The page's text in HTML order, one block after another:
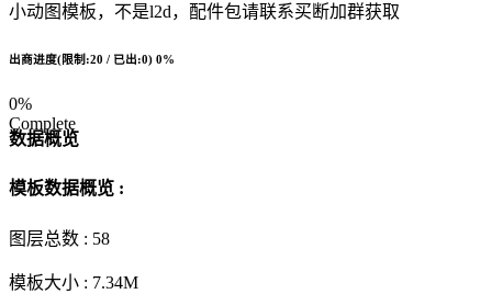
小动图模板，不是l2d，配件包请联系买断加群获取
出商进度(限制:20 / 已出:0) 0%
0%
Complete
数据概览
模板数据概览 :
图层总数 : 58
模板大小 : 7.34M